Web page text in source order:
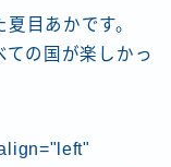
夏目あかです。
ての国が楽しかっ